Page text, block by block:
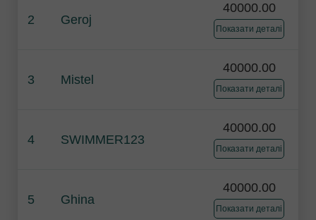
2 Geroj
40000.00
Показати деталі
3 Mistel
40000.00
Показати деталі
4 SWIMMER123
40000.00
Показати деталі
5 Ghina
40000.00
Показати деталі